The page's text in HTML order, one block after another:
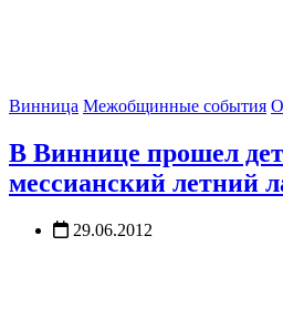
Винница Межобщинные события
В Виннице прошел
мессианский летний
29.06.2012